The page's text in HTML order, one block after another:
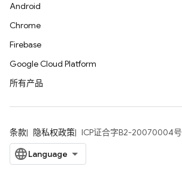
Android
Chrome
Firebase
Google Cloud Platform
所有产品
条款 隐私权政策 ICP证合字B2-20070004号